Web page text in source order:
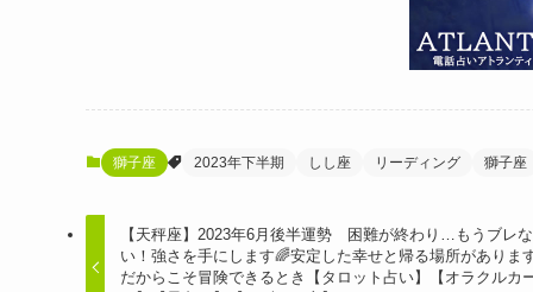
獅子座 2023年下半期 しし座 リーディング 獅子座
【天秤座】2023年6月後半運勢 困難が終わり…もうブレな
い！強さを手にします🌈安定した幸せと帰る場所がありま
だからこそ冒険できるとき【タロット占い】【オラクルカ